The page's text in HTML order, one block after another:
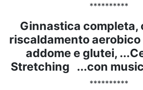
**********
Ginnastica completa,
riscaldamento aerobico
addome e glutei,
Stretching ...con
**********